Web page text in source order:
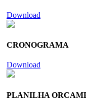
Download
CRONOGRAMA
Download
PLANILHA